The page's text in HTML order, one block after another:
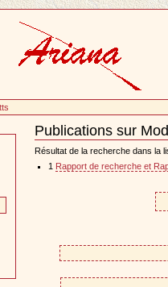
Publications sur
Document
Actions
Résultat de la recherche dans la
1
Rapport de recherche et